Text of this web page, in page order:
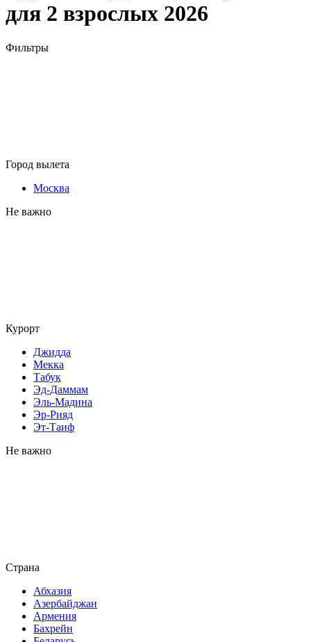
для 2 взрослых 2026
Фильтры
Город вылета
Москва
Не важно
Курорт
Джидда
Мекка
Табук
Эд-Даммам
Эль-Мадина
Эр-Рияд
Эт-Таиф
Не важно
Страна
Абхазия
Азербайджан
Армения
Бахрейн